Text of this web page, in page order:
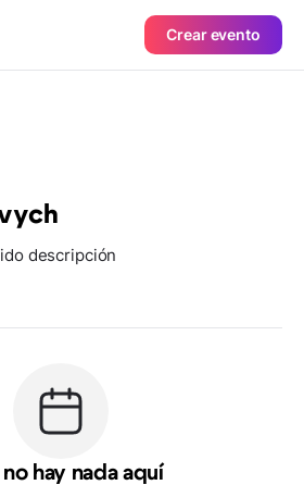
Crear evento
descripción
hay nada aquí